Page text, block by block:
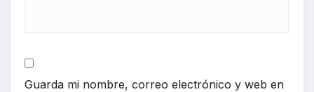
Guarda mi nombre, correo electrónico y web en